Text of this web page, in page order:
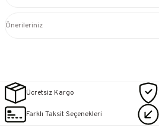
Önerileriniz
Ücretsiz Kargo
Farklı Taksit Seçenekleri